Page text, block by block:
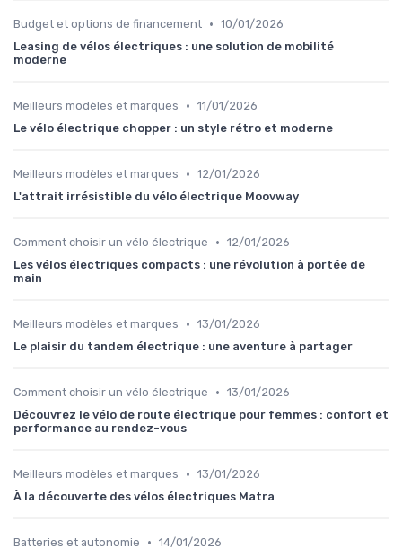
Budget et options de financement • 10/01/2026
Leasing de vélos électriques : une solution de mobilité
moderne
Meilleurs modèles et marques • 11/01/2026
Le vélo électrique chopper : un style rétro et moderne
Meilleurs modèles et marques • 12/01/2026
L'attrait irrésistible du vélo électrique Moovway
Comment choisir un vélo électrique • 12/01/2026
Les vélos électriques compacts : une révolution à portée de
main
Meilleurs modèles et marques • 13/01/2026
Le plaisir du tandem électrique : une aventure à partager
Comment choisir un vélo électrique • 13/01/2026
Découvrez le vélo de route électrique pour femmes : confort et
performance au rendez-vous
Meilleurs modèles et marques • 13/01/2026
À la découverte des vélos électriques Matra
Batteries et autonomie • 14/01/2026